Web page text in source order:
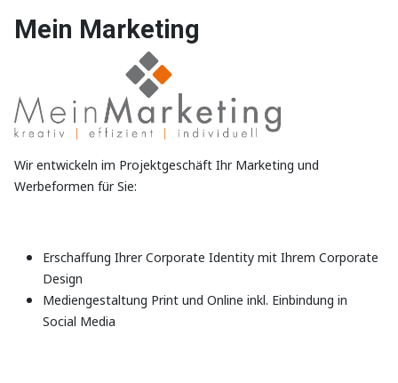
Mein Marketing
Wir entwickeln im Projektgeschäft Ihr Marketing und
Werbeformen für Sie:
Erschaffung Ihrer Corporate Identity mit Ihrem Corporate
Design
Mediengestaltung Print und Online inkl. Einbindung in
Social Media